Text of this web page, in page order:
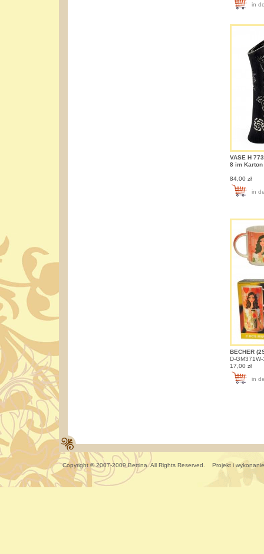
in
VASE H
8 im Karton
84,00 zł
in
BECHER
D-
17,00 zł
in
Copyright © 2007-2009 Bettina. All Rights Reserved. Projekt i